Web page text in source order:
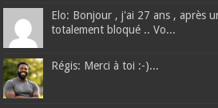
Elo: Bonjour , j'ai 27 ans , après
totalement bloqué .. Vo...
Régis: Merci à toi :-)...